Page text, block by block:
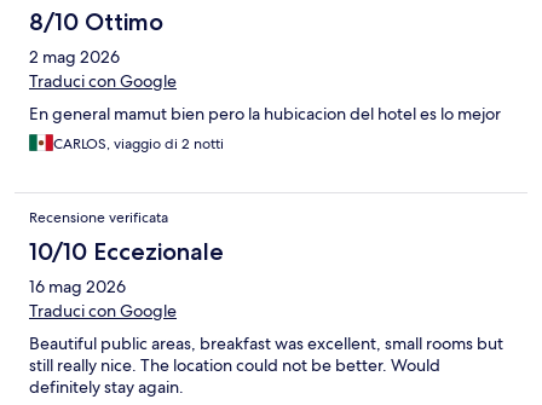
8/10 Ottimo
2 mag 2026
Traduci con Google
En general mamut bien pero la hubicacion del hotel es lo mejor
CARLOS, viaggio di 2 notti
Recensione verificata
10/10 Eccezionale
16 mag 2026
Traduci con Google
Beautiful public areas, breakfast was excellent, small rooms but
still really nice. The location could not be better. Would
definitely stay again.